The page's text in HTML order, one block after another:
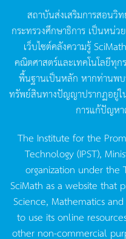
สถาบันส่งเสริมการสอนวิ
กระทรวงศึกษาธิการ เป็นหน่ว
เว็บไซต์คลังความรู้SciMath
คณิตศาสตร์และเทคโนโลยีทุก
พื้นฐานเป็นหลัก หากท่านพ
ทรัพย์สินทางปัญญาปรากฏอยู่ใ
การแก้ปัญหา
The Institute for the
Technology (IPST),
organization under the
SciMath as a website that
Science, Mathematics
to use its online
other non-commercial